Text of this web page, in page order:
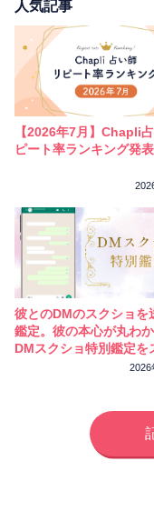
彼の気持ち
今週の運勢
相性 復縁
人気記事
【2026年7月】Chapli
ピート率ランキング発表
彼とのDMのスクショを
鑑定。彼の本心が丸わか
DMスクショ特別鑑定を
2026